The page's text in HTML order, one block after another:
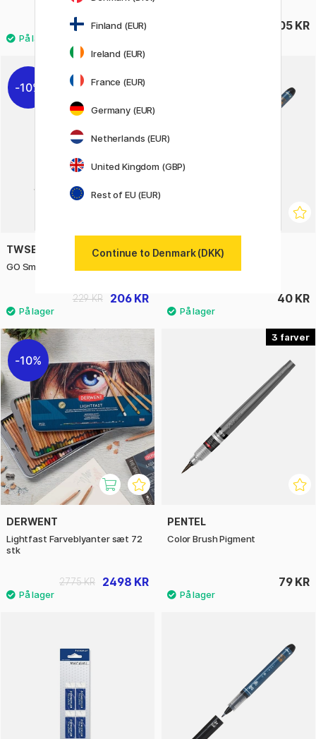
77 KR
96 KR 105 KR
10%
TWSBI
GO Smoke Fyldepen
206 KR
229 KR
PILOT
40 KR
10%
DERWENT
Lightfast Farveblyanter sæt 72
stk
2498 KR
2775 KR
3
PENTEL
Color Brush Pigment
79 KR
Finland (EUR)
Ireland (EUR)
France (EUR)
Germany (EUR)
Netherlands (EUR)
United Kingdom (GBP)
Rest of EU (EUR)
Continue to Denmark (DKK)